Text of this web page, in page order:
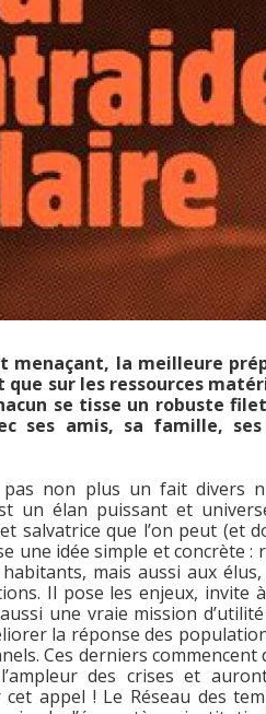
menaçant, la meilleure
sur les ressources
se tisse un robuste
ses amis, sa famille,
pas non plus un fait divers
un élan puissant et
salvatrice que l’on peut (et
une idée simple et concrète :
mais aussi aux
Il pose les enjeux, invite
une vraie mission
la réponse des
Ces derniers commencent
des crises et
appel ! Le Réseau des